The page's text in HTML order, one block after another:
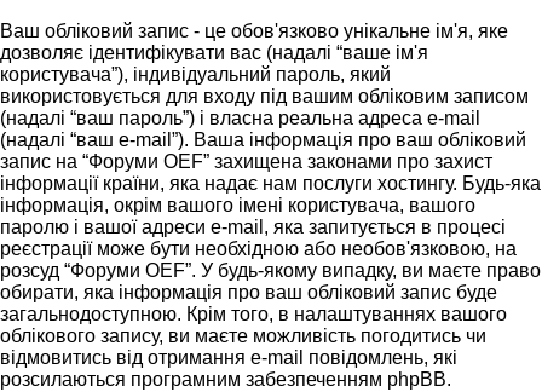
Ваш обліковий запис - це обов'язково унікальне ім'я, яке
дозволяє ідентифікувати вас (надалі “ваше ім'я
користувача”), індивідуальний пароль, який
використовується для входу під вашим обліковим записом
(надалі “ваш пароль”) і власна реальна адреса e-mail
(надалі “ваш e-mail”). Ваша інформація про ваш обліковий
запис на “Форуми OEF” захищена законами про захист
інформації країни, яка надає нам послуги хостингу. Будь-яка
інформація, окрім вашого імені користувача, вашого
паролю і вашої адреси e-mail, яка запитується в процесі
реєстрації може бути необхідною або необов'язковою, на
розсуд “Форуми OEF”. У будь-якому випадку, ви маєте право
обирати, яка інформація про ваш обліковий запис буде
загальнодоступною. Крім того, в налаштуваннях вашого
облікового запису, ви маєте можливість погодитись чи
відмовитись від отримання e-mail повідомлень, які
розсилаються програмним забезпеченням phpBB.